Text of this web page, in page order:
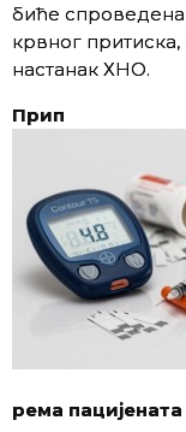
биће
крвног
настанак ХНО.
Прип
рема